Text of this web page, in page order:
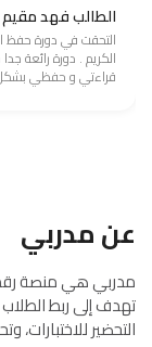
الطالب فهد مقيم
التحقت في دورة حفظ
الكريم . دورة رائعة
قراءتي و حفظي
عن مدربي
مدربي هي منصة
تهدف إلى ربط
التحضير للاختبارات،